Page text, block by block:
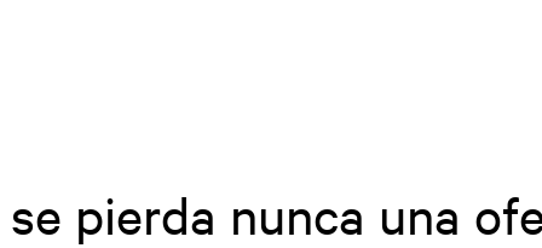
pierda nunca una